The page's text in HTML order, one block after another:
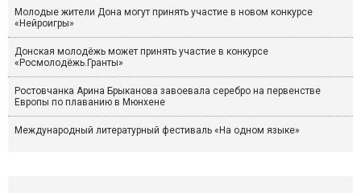
Молодые жители Дона могут принять участие в новом конкурсе
«Нейроигры»
Донская молодёжь может принять участие в конкурсе
«Росмолодёжь.Гранты»
Ростовчанка Арина Брыканова завоевала серебро на первенстве
Европы по плаванию в Мюнхене
Международный литературный фестиваль «На одном языке»